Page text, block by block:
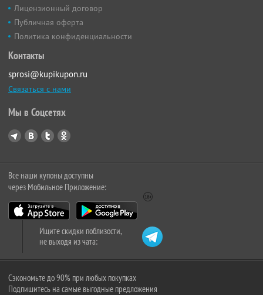
Лицензионный договор
Публичная оферта
Политика конфиденциальности
Контакты
sprosi@kupikupon.ru
Связаться с нами
Мы в Соцсетях
Все наши купоны доступны
через Мобильное Приложение:
Ищите скидки поблизости,
не выходя из чата:
Сэкономьте до 90% при любых покупках
Подпишитесь на самые выгодные предложения